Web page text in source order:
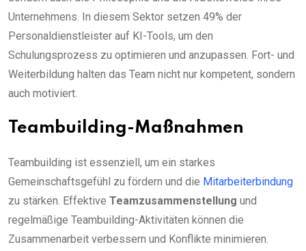
Unternehmens. In diesem Sektor setzen 49% der
Personaldienstleister auf KI-Tools, um den
Schulungsprozess zu optimieren und anzupassen. Fort- und
Weiterbildung halten das Team nicht nur kompetent, sondern
auch motiviert.
Teambuilding-Maßnahmen
Teambuilding ist essenziell, um ein starkes
Gemeinschaftsgefühl zu fördern und die Mitarbeiterbindung
zu stärken. Effektive Teamzusammenstellung und
regelmäßige Teambuilding-Aktivitäten können die
Zusammenarbeit verbessern und Konflikte minimieren.